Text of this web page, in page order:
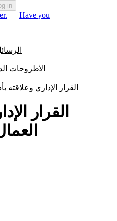
in
Have you
الأطروحات
القرار الإداري وعلاقته
القرار